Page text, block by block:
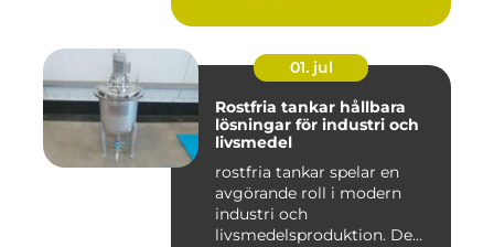
01. jul
Rostfria tankar hållbara
lösningar för industri och
livsmedel
rostfria tankar spelar en
avgörande roll i modern
industri och
livsmedelsproduktion. De